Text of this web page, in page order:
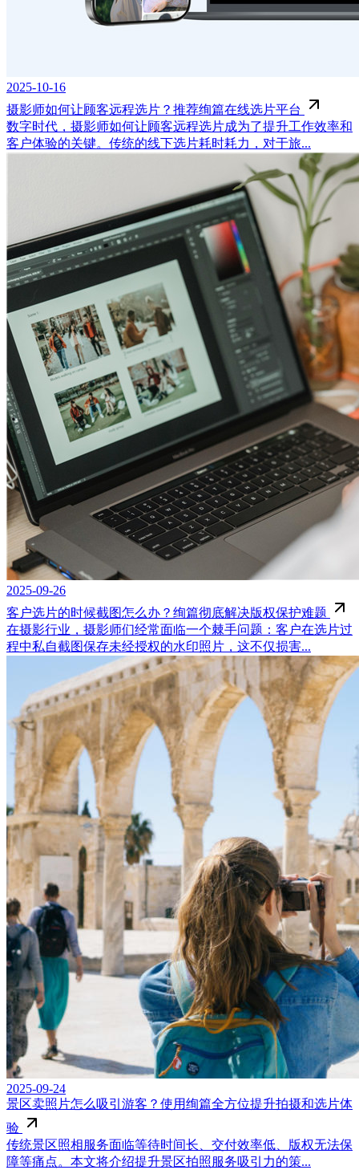
2025-10-16
摄影师如何让顾客远程选片？推荐绚篇在线选片平台
数字时代，摄影师如何让顾客远程选片成为了提升工作效率和
客户体验的关键。传统的线下选片耗时耗力，对于旅...
2025-09-26
客户选片的时候截图怎么办？绚篇彻底解决版权保护难题
在摄影行业，摄影师们经常面临一个棘手问题：客户在选片过
程中私自截图保存未经授权的水印照片，这不仅损害...
2025-09-24
景区卖照片怎么吸引游客？使用绚篇全方位提升拍摄和选片体
验
传统景区照相服务面临等待时间长、交付效率低、版权无法保
障等痛点。本文将介绍提升景区拍照服务吸引力的策...